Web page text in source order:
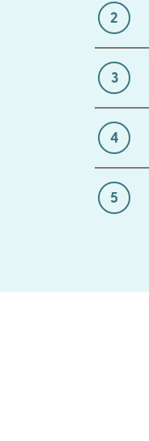
2
3
4
5